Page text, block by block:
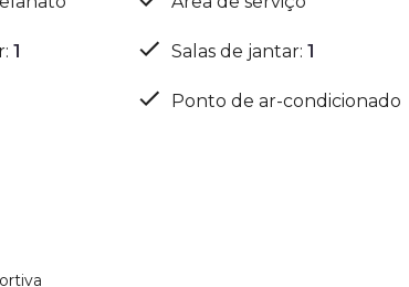
: 1 Salas de jantar:1
Ponto de ar-condicionado